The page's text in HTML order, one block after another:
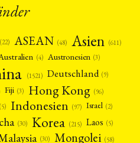
(22) ASEAN (48) Asien (611)
(4) Austronesien (3)
(1521) Deutschland (9)
Fiji (3) Hong Kong (96)
(5) Indonesien (97) Israel (2)
(30) Korea (215) Laos (5)
(30) Mongolei (58)